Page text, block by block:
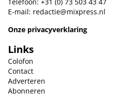
E-mail: redactie@mixpress.nl
Onze privacyverklaring
Links
Colofon
Contact
Adverteren
Abonneren